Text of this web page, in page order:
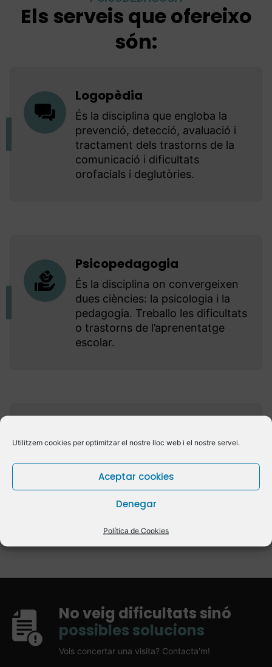
Utilitzem cookies per optimitzar el nostre lloc web i el nostre servei.
Aceptar cookies
Denegar
Política de Cookies
Els serveis que ofereixo
són:
Logopèdia
És la disciplina que engloba la
prevenció, detecció, avaluació i
tractament dels trastorns de la
comunicació i dificultats
orofacials i deglutòries.
Psicopedagogia
És la disciplina on convergeixen
dues ciències: la psicologia i la
pedagogia. Treballo les dificultats
o trastorns de l’aprenentatge
escolar.
tracta els problemes complicats
amb solucions aparentment
No veig dificultats sinó
possibles solucions
Vols concertar una visita? Contacta'm!